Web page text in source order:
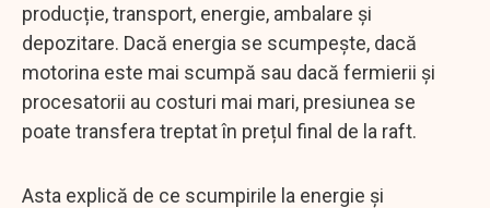
producție, transport, energie, ambalare și
depozitare. Dacă energia se scumpește, dacă
motorina este mai scumpă sau dacă fermierii și
procesatorii au costuri mai mari, presiunea se
poate transfera treptat în prețul final de la raft.
Asta explică de ce scumpirile la energie și